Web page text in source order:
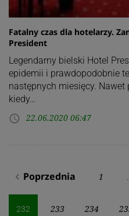
Fatalny czas dla hotelarzy.
President
Legendarny bielski Hotel
epidemii i prawdopodobnie
następnych miesięcy.
kiedy…
access_time 22.06.2020 06:47
Stronicowanie
wpisów
navigate_before Poprzednia 1
232 233 234